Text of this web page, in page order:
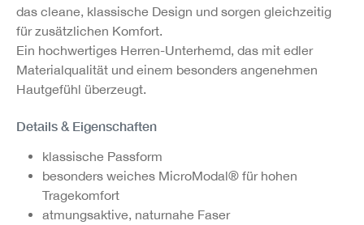
das cleane, klassische Design und sorgen gleichzeitig
für zusätzlichen Komfort.
Ein hochwertiges Herren-Unterhemd, das mit edler
Materialqualität und einem besonders angenehmen
Hautgefühl überzeugt.
Details & Eigenschaften
klassische Passform
besonders weiches MicroModal® für hohen
Tragekomfort
atmungsaktive, naturnahe Faser